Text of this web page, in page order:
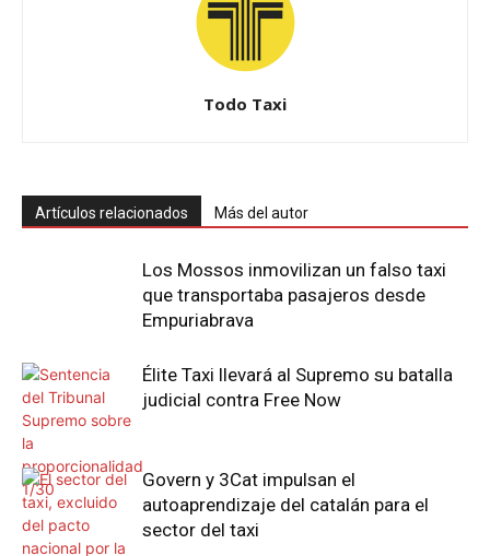
Todo Taxi
Artículos relacionados Más del autor
Los Mossos inmovilizan un falso taxi
que transportaba pasajeros desde
Empuriabrava
Élite Taxi llevará al Supremo su batalla
judicial contra Free Now
Govern y 3Cat impulsan el
autoaprendizaje del catalán para el
sector del taxi